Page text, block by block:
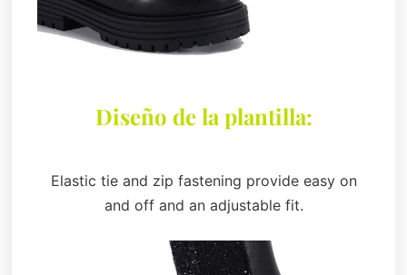
Diseño de la plantilla:
Elastic tie and zip fastening provide easy on
and off and an adjustable fit.